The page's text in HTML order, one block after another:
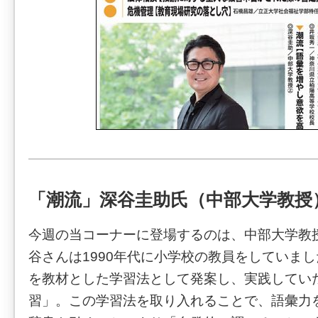
「潮流」深谷圭助氏（中部大学教
今週の当コーナーに登場するのは、中部大学教
谷さんは1990年代に小学校の教員をしていま
を教材とした学習法として発案し、実践してい
習」。この学習法を取り入れることで、語彙力